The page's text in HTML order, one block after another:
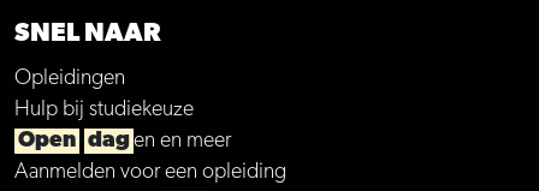
SNEL NAAR
Opleidingen
Hulp bij studiekeuze
Open dagen en meer
Aanmelden voor een opleiding